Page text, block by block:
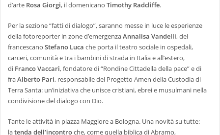
d’arte Rosa Giorgi, il domenicano Timothy Radcliffe.
Per la sezione “fatti di dialogo”, saranno messe in luce le esperienze
della fotoreporter in zone d’emergenzaAnnalisa Vandelli, del
francescano Stefano Luca che porta il teatro sociale in ospedali,
carceri, comunità e tra i bambini di strada in Italia e all’estero,
di Franco Vaccari, fondatore di “Rondine Cittadella della pace” e di
fraAlberto Pari, responsabile del Progetto Amen della Custodia di
Terra Santa: un’iniziativa che unisce cristiani, ebrei e musulmani nella
condivisione del dialogo con Dio.
Tante le attività in piazza Maggiore a Bologna. Una novità su tutte:
latenda dell’incontroche, come quella biblica di Abramo,